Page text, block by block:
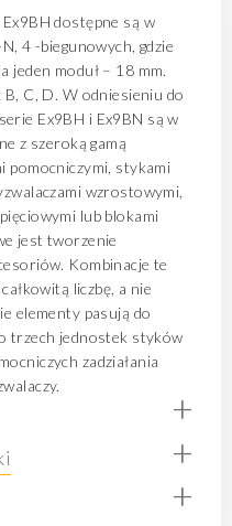
dostępne są w
4 -biegunowych, gdzie
jeden moduł – 18 mm.
C, D. W odniesieniu do
Ex9BH i Ex9BN są w
z szeroką gamą
pomocniczymi, stykami
wzrostowymi,
lub blokami
jest tworzenie
Kombinacje te
liczbę, a nie
elementy pasują do
trzech jednostek styków
zadziałania
+
+
+